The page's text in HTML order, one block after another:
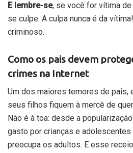
E lembre-se, se você for vítima
se culpe. A culpa nunca é da
criminoso.
Como os pais devem
crimes na Internet
Um dos maiores temores de pais,
seus filhos fiquem à mercê de
Não é à toa: desde a
gasto por crianças e
preocupa os adultos. E esse